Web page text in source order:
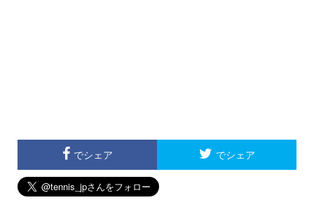
でシェア でシェア